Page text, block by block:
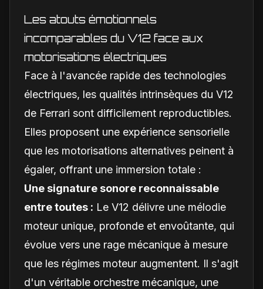
Les atouts émotionnels
incomparables du V12 face aux
motorisations électriques
Face à l'avancée rapide des technologies
électriques, les qualités intrinsèques du V12
de Ferrari sont difficilement reproductibles.
Elles proposent une expérience sensorielle
que les motorisations alternatives peinent à
égaler, offrant une immersion totale :
Une signature sonore reconnaissable
entre toutes : Le V12 délivre une mélodie
moteur unique, profonde et envoûtante, qui
évolue vers une rage mécanique à mesure
que les régimes moteur augmentent. Il s'agit
d'un véritable orchestre mécanique, une